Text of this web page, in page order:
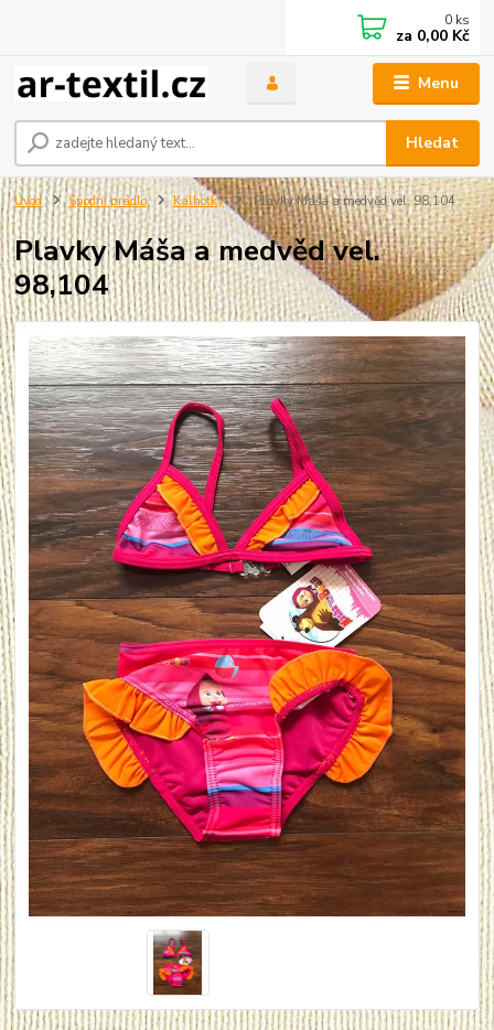
Menu
Hledat
0 ks
za 0,00 Kč
Úvod Spodní prádlo Kalhotky Plavky Máša a medvěd vel. 98,104
Plavky Máša a medvěd vel.
98,104